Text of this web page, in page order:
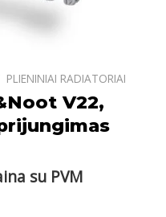
PLIENINIAI RADIATORIAI
V22,
su PVM